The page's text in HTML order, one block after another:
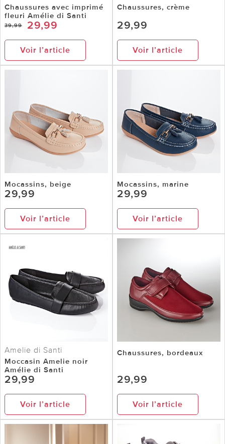
Chaussures avec imprimé
fleuri Amélie di Santi
39,99 29,99
Voir l’article
Chaussures, crème
29,99
Voir l’article
Mocassins, beige
29,99
Voir l’article
Mocassins, marine
29,99
Voir l’article
Amelie di Santi
Moccasin Amelie noir
Amélie di Santi
29,99
Voir l’article
Chaussures, bordeaux
29,99
Voir l’article